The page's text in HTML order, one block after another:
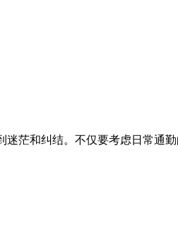
茫和纠结。不仅要考虑日常通